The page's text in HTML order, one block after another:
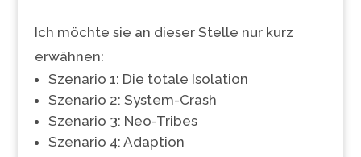
Ich möchte sie an dieser Stelle nur kurz
erwähnen:
Szenario 1: Die totale Isolation
Szenario 2: System-Crash
Szenario 3: Neo-Tribes
Szenario 4: Adaption